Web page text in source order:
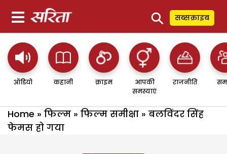
⚲ सब्सक्राइब
ऑडियो कहानी क्राइम
आपकी
समस्याएं
राजनीति
Home » फिल्म » फिल्म समीक्षा » बलविंदर सिंह
फेमस हो गया